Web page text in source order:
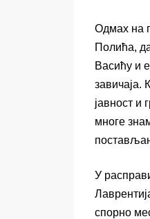
Одмах на
Полића,
Васићу и
завичаја.
јавност и
многе
У
спорно